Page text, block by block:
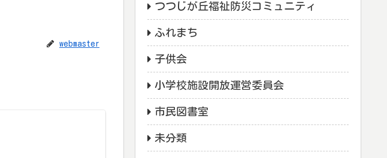
webmaster
つつじが丘福祉防災コミュニティ
ふれまち
子供会
小学校施設開放運営委員会
市民図書室
未分類